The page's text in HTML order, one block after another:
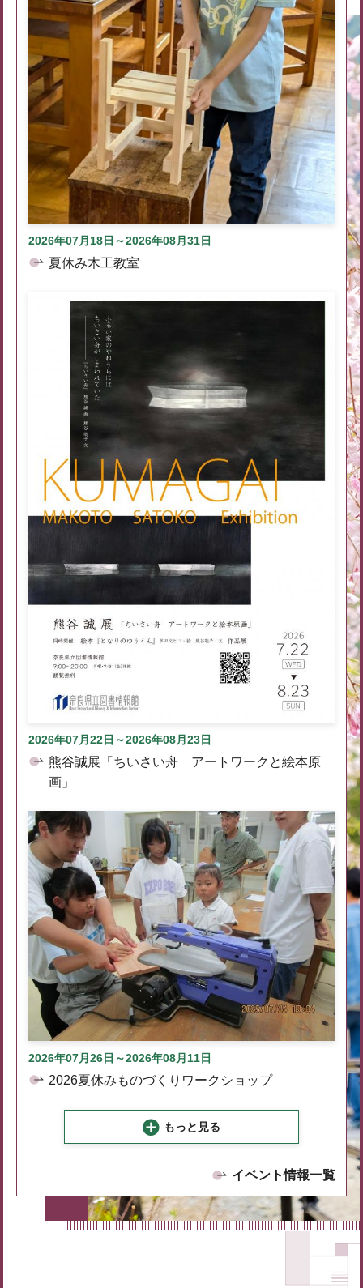
2026年07月18日～2026年08月31日
夏休み木工教室
2026年07月22日～2026年08月23日
熊谷誠展「ちいさい舟 アートワークと絵本原
画」
2026年07月26日～2026年08月11日
2026夏休みものづくりワークショップ
もっと見る
イベント情報一覧